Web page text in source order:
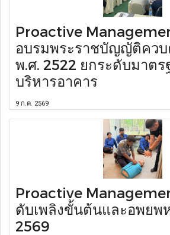
Proactive
อบรมพระราชบัญญัติควบ
พ.ศ. 2522 ยกระดับมาตร
บริหารอาคาร
9 ก.ค. 2569
Proactive
ดับเพลิงขั้นต้นและอพยพ
2569